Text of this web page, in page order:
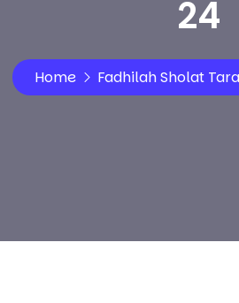
24
Home Fadhilah Sholat